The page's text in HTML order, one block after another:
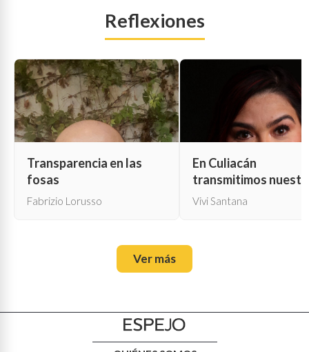
Reflexiones
Transparencia en las
fosas
Fabrizio Lorusso
En Culiacán
transmitimos
propia muerte
Vivi Santana
Ver más